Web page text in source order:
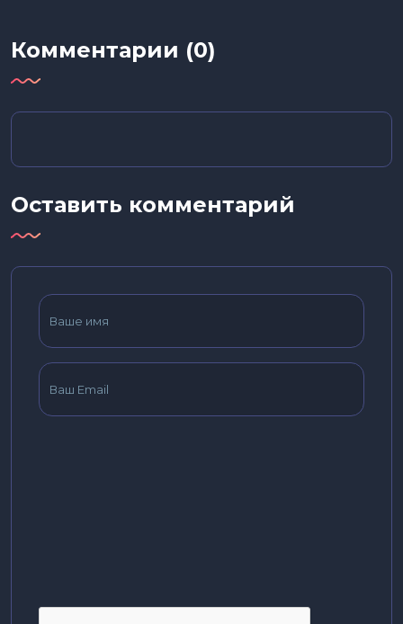
Комментарии (0)
Оставить комментарий